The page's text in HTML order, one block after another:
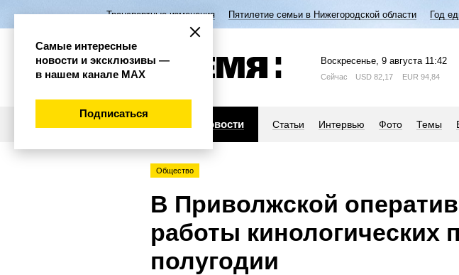
Транспортные изменения Пятилетие семьи в Нижегородской области Год
Воскресенье, 9 августа 11:42
Сейчас USD 82,17 EUR 94,84
Новости Статьи Интервью Фото Темы
Общество
В Приволжской
работы кинологических
полугодии
Самые интересные
новости и эксклюзивы —
в нашем канале МАХ
Подписаться